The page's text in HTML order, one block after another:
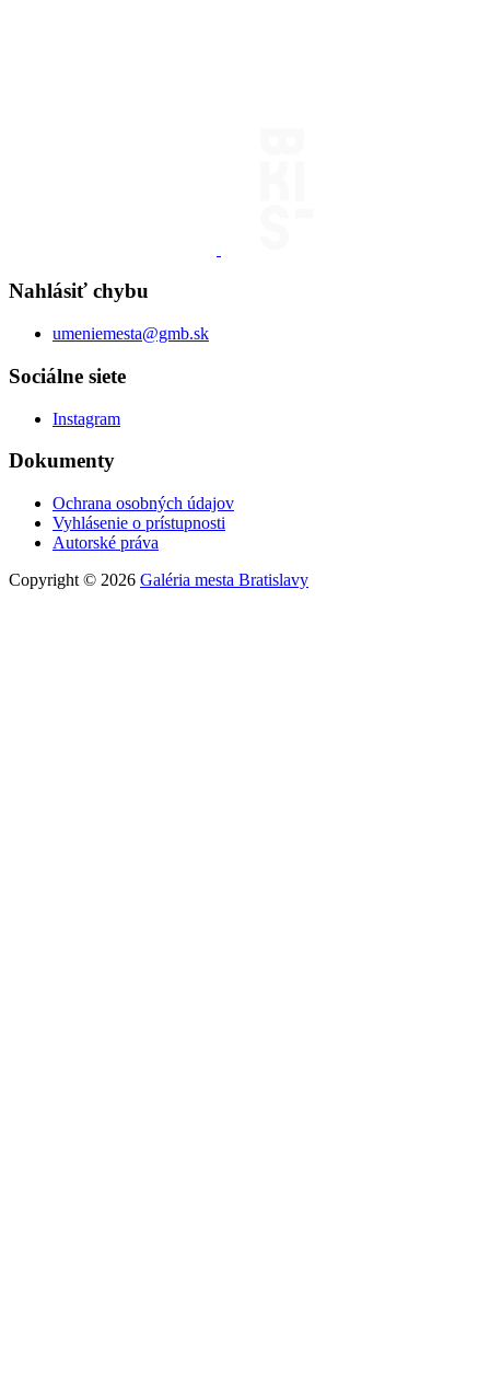
Nahlásiť chybu
umeniemesta@gmb.sk
Sociálne siete
Instagram
Dokumenty
Ochrana osobných údajov
Vyhlásenie o prístupnosti
Autorské práva
Copyright © 2026 Galéria mesta Bratislavy